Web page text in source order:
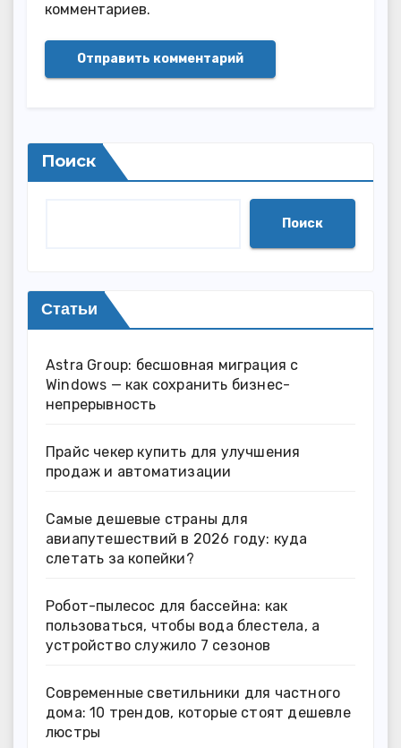
комментариев.
Поиск
Поиск
Статьи
Astra Group: бесшовная миграция с
Windows — как сохранить бизнес-
непрерывность
Прайс чекер купить для улучшения
продаж и автоматизации
Самые дешевые страны для
авиапутешествий в 2026 году: куда
слетать за копейки?
Робот-пылесос для бассейна: как
пользоваться, чтобы вода блестела, а
устройство служило 7 сезонов
Современные светильники для частного
дома: 10 трендов, которые стоят дешевле
люстры